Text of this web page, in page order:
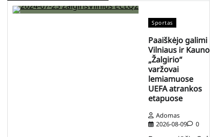
Sportas
Paaiškėjo galimi
Vilniaus ir Kauno
„Žalgirio“
varžovai
lemiamuose
UEFA atrankos
etapuose
Adomas
2026-08-09
0